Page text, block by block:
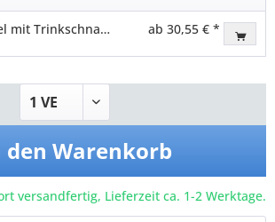
Deckel mit Trinkschnauze, Vending, PS, weiß, für 70,3mm ab 30,55 € *
den Warenkorb
versandfertig, Lieferzeit ca. 1-2 Werktage.